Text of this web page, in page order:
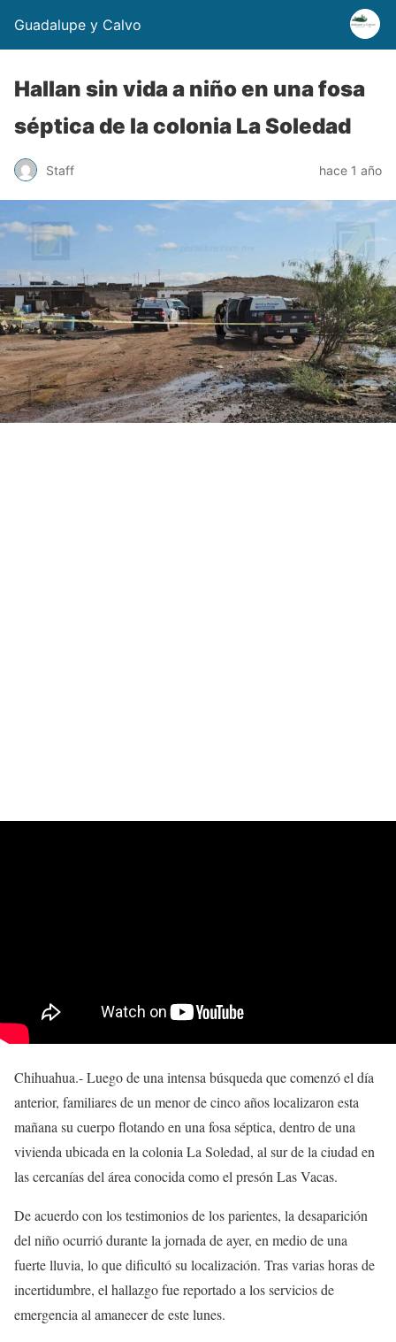
Guadalupe y Calvo
Hallan sin vida a niño en una fosa
séptica de la colonia La Soledad
Staff hace 1 año
Chihuahua.- Luego de una intensa búsqueda que comenzó el día
anterior, familiares de un menor de cinco años localizaron esta
mañana su cuerpo flotando en una fosa séptica, dentro de una
vivienda ubicada en la colonia La Soledad, al sur de la ciudad en
las cercanías del área conocida como el presón Las Vacas.
De acuerdo con los testimonios de los parientes, la desaparición
del niño ocurrió durante la jornada de ayer, en medio de una
fuerte lluvia, lo que dificultó su localización. Tras varias horas de
incertidumbre, el hallazgo fue reportado a los servicios de
emergencia al amanecer de este lunes.